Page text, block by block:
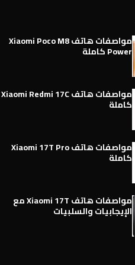
مواصفات هاتف Xiaomi Poco M8
Power كاملة
مواصفات هاتف Xiaomi Redmi 17C
كاملة
مواصفات هاتف Xiaomi 17T Pro
كاملة
مواصفات هاتف Xiaomi 17T مع
الإيجابيات والسلبيات